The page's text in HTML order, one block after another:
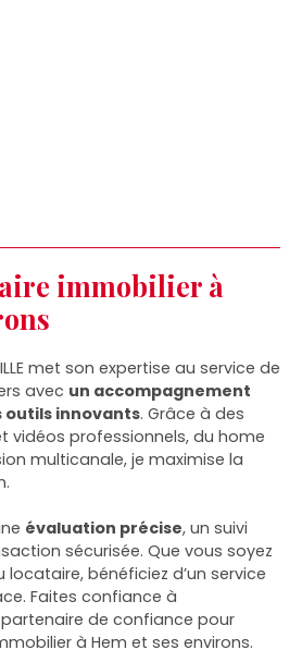
immobilier à
met son expertise au service de
avec un accompagnement
outils innovants. Grâce à des
vidéos professionnels, du home
multicanale, je maximise la
évaluation précise, un suivi
sécurisée. Que vous soyez
bénéficiez d’un service
Faites confiance à
de confiance pour
à Hem et ses environs.